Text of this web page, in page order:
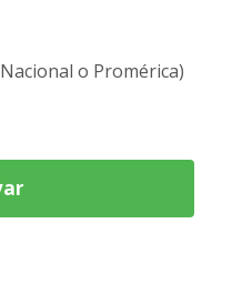
o Promérica)